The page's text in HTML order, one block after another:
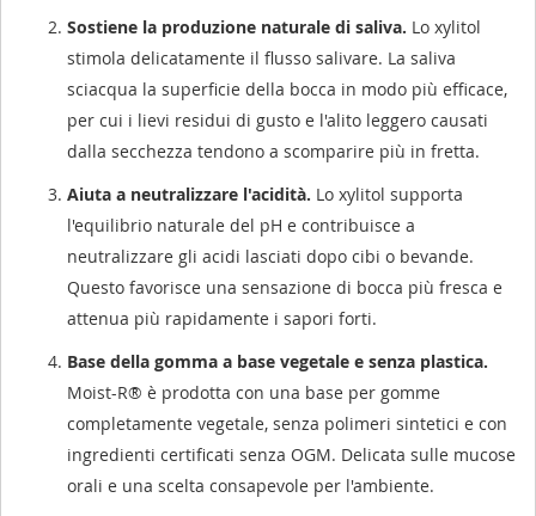
Sostiene la produzione naturale di saliva. Lo xylitol
stimola delicatamente il flusso salivare. La saliva
sciacqua la superficie della bocca in modo più efficace,
per cui i lievi residui di gusto e l'alito leggero causati
dalla secchezza tendono a scomparire più in fretta.
Aiuta a neutralizzare l'acidità. Lo xylitol supporta
l'equilibrio naturale del pH e contribuisce a
neutralizzare gli acidi lasciati dopo cibi o bevande.
Questo favorisce una sensazione di bocca più fresca e
attenua più rapidamente i sapori forti.
Base della gomma a base vegetale e senza plastica.
Moist-R® è prodotta con una base per gomme
completamente vegetale, senza polimeri sintetici e con
ingredienti certificati senza OGM. Delicata sulle mucose
orali e una scelta consapevole per l'ambiente.